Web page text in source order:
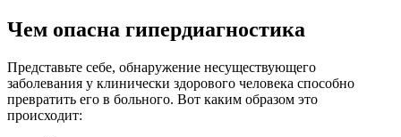
Чем опасна гипердиагностика
Представьте себе, обнаружение несуществующего
заболевания у клинически здорового человека способно
превратить его в больного. Вот каким образом это
происходит: